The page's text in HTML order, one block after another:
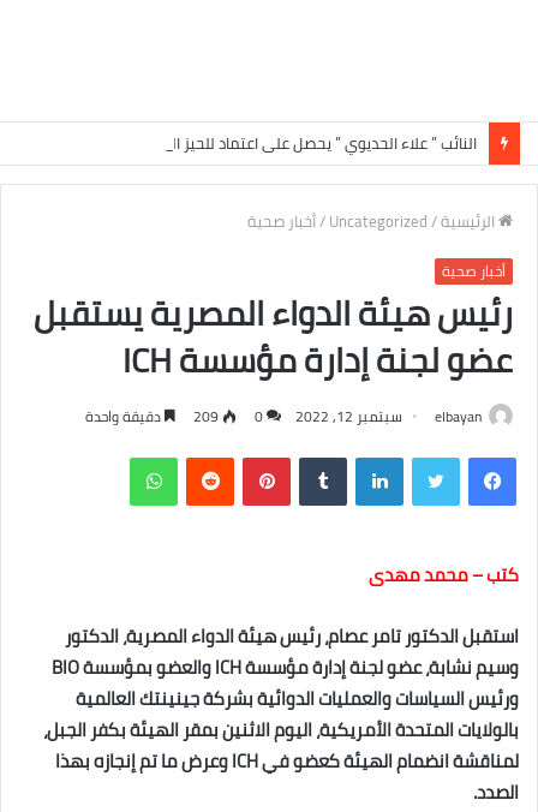
الرئيسية/
Uncategorized
/أخبار صحية
أخبار صحية
رئيس هيئة الدواء المصرية يستقبل
عضو لجنة إدارة مؤسسة ICH
elbayan سبتمبر 12, 2022 0
209 دقيقة واحدة
فيسبوك لينكدإن بينتيريست
كتب – محمد مهدى
استقبل الدكتور تامر عصام، رئيس هيئة الدواء المصرية، الدكتور
وسيم نشابة، عضو لجنة إدارة مؤسسة ICH والعضو بمؤسسة BIO
ورئيس السياسات والعمليات الدوائية بشركة جينينتك العالمية
بالولايات المتحدة الأمريكية، اليوم الاثنين بمقر الهيئة بكفر الجبل،
لمناقشة انضمام الهيئة كعضو في ICH وعرض ما تم إنجازه بهذا
الصدد.